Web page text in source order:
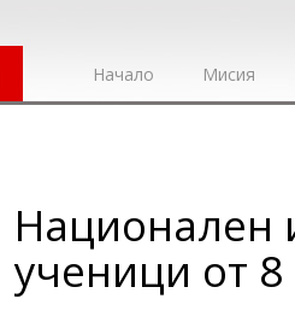
Начало Мисия
Национален
ученици от 8